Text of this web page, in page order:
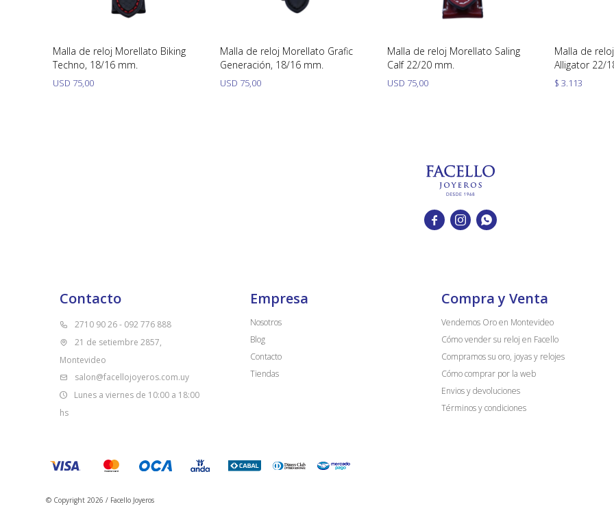
Malla de reloj Morellato Biking
Techno, 18/16 mm.
USD 75,00
Malla de reloj Morellato Grafic
Generación, 18/16 mm.
USD 75,00
Malla de reloj Morellato Saling
Calf 22/20 mm.
USD 75,00
Malla de
Alligator 22/
$ 3.113
  
Contacto
2710 90 26 - 092 776 888
21 de setiembre 2857,
Montevideo
salon@facellojoyeros.com.uy
Lunes a viernes de 10:00 a 18:00
hs
Empresa
Nosotros
Blog
Contacto
Tiendas
Compra y Venta
Vendemos Oro en Montevideo
Cómo vender su reloj en Facello
Compramos su oro, joyas y relojes
Cómo comprar por la web
Envios y devoluciones
Términos y condiciones
© Copyright 2026 / Facello Joyeros